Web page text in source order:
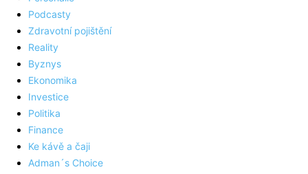
Podcasty
Zdravotní pojištění
Reality
Byznys
Ekonomika
Investice
Politika
Finance
Ke kávě a čaji
Adman´s Choice